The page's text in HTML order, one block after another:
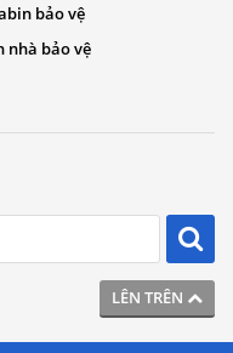
LÊN TRÊN
bảo vệ
nhà bảo vệ